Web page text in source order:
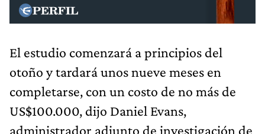
El estudio comenzará a principios del
otoño y tardará unos nueve meses en
completarse, con un costo de no más de
US$100.000, dijo Daniel Evans,
administrador adjunto de investigación de